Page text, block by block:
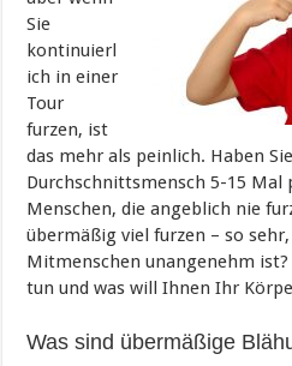
Sie
kontinuierl
ich in einer
Tour
furzen, ist
das mehr als peinlich. Haben
Durchschnittsmensch 5-15 Mal
Menschen, die angeblich nie
übermäßig viel furzen – so
Mitmenschen unangenehm ist?
tun und was will Ihnen Ihr
Was sind übermäßige